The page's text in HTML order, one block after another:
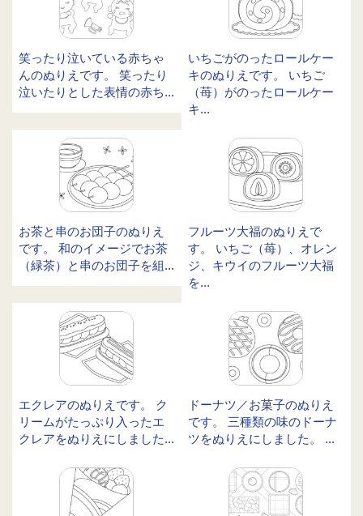
笑ったり泣いている赤ちゃ
んのぬりえです。 笑ったり
泣いたりとした表情の赤ち...
いちごがのったロールケー
キのぬりえです。 いちご
（苺）がのったロールケー
キ...
お茶と串のお団子のぬりえ
です。 和のイメージでお茶
（緑茶）と串のお団子を組...
フルーツ大福のぬりえで
す。 いちご（苺）、オレン
ジ、キウイのフルーツ大福
を...
エクレアのぬりえです。 ク
リームがたっぷり入ったエ
クレアをぬりえにしました...
ドーナツ／お菓子のぬりえ
です。 三種類の味のドーナ
ツをぬりえにしました。 ...